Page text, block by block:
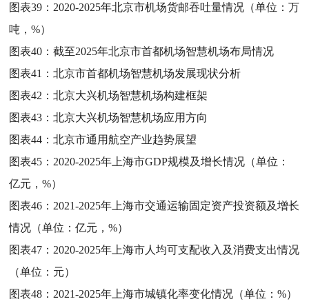
图表39： 2020-2025年北京市机场货邮吞吐量情况（单位：万
吨，%）
图表40：截至2025年北京市首都机场智慧机场布局情况
图表41：北京市首都机场智慧机场发展现状分析
图表42：北京大兴机场智慧机场构建框架
图表43：北京大兴机场智慧机场应用方向
图表44：北京市通用航空产业趋势展望
图表45： 2020-2025年上海市GDP规模及增长情况（单位：
亿元，%）
图表46： 2021-2025年上海市交通运输固定资产投资额及增长
情况（单位：亿元，%）
图表47： 2020-2025年上海市人均可支配收入及消费支出情况
（单位：元）
图表48： 2021-2025年上海市城镇化率变化情况（单位：%）